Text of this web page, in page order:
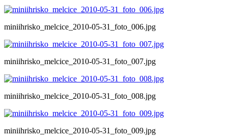
miniihrisko_melcice_2010-05-31_foto_006.jpg
miniihrisko_melcice_2010-05-31_foto_007.jpg
miniihrisko_melcice_2010-05-31_foto_008.jpg
miniihrisko_melcice_2010-05-31_foto_009.jpg